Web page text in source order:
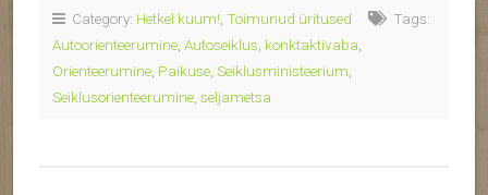
Category: Hetkel kuum! Toimunud üritused
Tags:
Autoorienteerumine Autoseiklus konktaktivaba
Orienteerumine Paikuse Seiklusministeerium
Seiklusorienteerumine seljametsa